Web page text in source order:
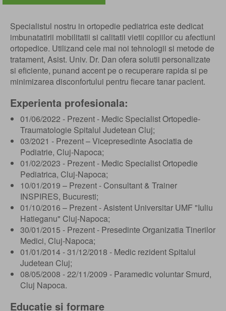
Specialistul nostru in ortopedie pediatrica este dedicat
imbunatatirii mobilitatii si calitatii vietii copiilor cu afectiuni
ortopedice. Utilizand cele mai noi tehnologii si metode de
tratament, Asist. Univ. Dr. Dan ofera solutii personalizate
si eficiente, punand accent pe o recuperare rapida si pe
minimizarea disconfortului pentru fiecare tanar pacient.
Experienta profesionala:
01/06/2022 - Prezent - Medic Specialist Ortopedie-
Traumatologie Spitalul Judetean Cluj;
03/2021 - Prezent – Vicepresedinte Asociatia de
Podiatrie, Cluj-Napoca;
01/02/2023 - Prezent - Medic Specialist Ortopedie
Pediatrica, Cluj-Napoca;
10/01/2019 – Prezent - Consultant & Trainer
INSPIRES, Bucuresti;
01/10/2016 – Prezent - Asistent Universitar UMF "Iuliu
Hatieganu" Cluj-Napoca;
30/01/2015 - Prezent - Presedinte Organizatia Tinerilor
Medici, Cluj-Napoca;
01/01/2014 - 31/12/2018 - Medic rezident Spitalul
Judetean Cluj;
08/05/2008 - 22/11/2009 - Paramedic voluntar Smurd,
Cluj Napoca.
Educatie si formare